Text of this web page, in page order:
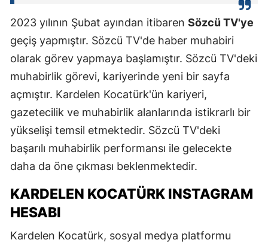
2023 yılının Şubat ayından itibaren Sözcü TV'ye
geçiş yapmıştır. Sözcü TV'de haber muhabiri
olarak görev yapmaya başlamıştır. Sözcü TV'deki
muhabirlik görevi, kariyerinde yeni bir sayfa
açmıştır. Kardelen Kocatürk'ün kariyeri,
gazetecilik ve muhabirlik alanlarında istikrarlı bir
yükselişi temsil etmektedir. Sözcü TV'deki
başarılı muhabirlik performansı ile gelecekte
daha da öne çıkması beklenmektedir.
KARDELEN KOCATÜRK INSTAGRAM
HESABI
Kardelen Kocatürk, sosyal medya platformu